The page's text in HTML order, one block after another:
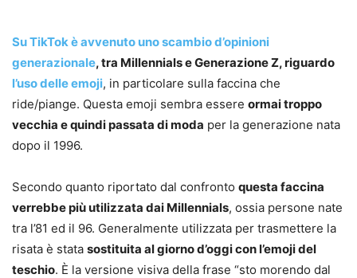
Su TikTok è avvenuto uno scambio d’opinioni
generazionale, tra Millennials e Generazione Z, riguardo
l’uso delle emoji, in particolare sulla faccina che
ride/piange. Questa emoji sembra essere ormai troppo
vecchia e quindi passata di moda per la generazione nata
dopo il 1996.
Secondo quanto riportato dal confronto questa faccina
verrebbe più utilizzata dai Millennials, ossia persone nate
tra l’81 ed il 96. Generalmente utilizzata per trasmettere la
risata è stata sostituita al giorno d’oggi con l’emoji del
teschio. È la versione visiva della frase “sto morendo dal